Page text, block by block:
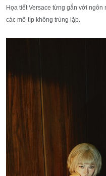
Họa tiết Versace từng gắn với
các mô-típ không trùng lặp.